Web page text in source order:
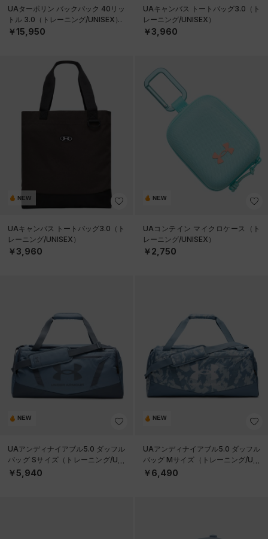
UAターポリン バックパック 40リッ
トル 3.0（トレーニング/UNISEX）
￥15,950
UAキャンバス トートバッグ3.0（ト
レーニング/UNISEX）
￥3,960
NEW
UAキャンバス トートバッグ3.0（ト
レーニング/UNISEX）
￥3,960
NEW
UAコンテイン マイクロケース（ト
レーニング/UNISEX）
￥2,750
NEW
UAアンディナイアブル5.0 ダッフル
バッグ Sサイズ（トレーニング/UNI
SEX）
￥5,940
NEW
UAアンディナイアブル5.0 ダッフル
バッグ Mサイズ（トレーニング/UNI
SEX）
￥6,490